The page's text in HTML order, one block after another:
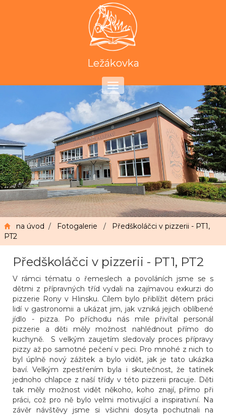
Ležákovka
Toggle
navigation
na úvod / Fotogalerie / Předškoláčci v pizzerii - PT1,
PT2
Předškoláčci v pizzerii - PT1, PT2
V rámci tématu o řemeslech a povoláních jsme se s
dětmi z přípravných tříd vydali na zajímavou exkurzi do
pizzerie Rony v Hlinsku. Cílem bylo přiblížit dětem práci
lidí v gastronomii a ukázat jim, jak vzniká jejich oblíbené
jídlo - pizza. Po příchodu nás mile přivítal personál
pizzerie a děti měly možnost nahlédnout přímo do
kuchyně. S velkým zaujetím sledovaly proces přípravy
pizzy až po samotné pečení v peci. Pro mnohé z nich to
byl úplně nový zážitek a bylo vidět, jak je tato ukázka
baví. Velkým zpestřením byla i skutečnost, že tatínek
jednoho chlapce z naší třídy v této pizzerii pracuje. Děti
tak měly možnost vidět někoho, koho znají, přímo při
práci, což pro ně bylo velmi motivující a inspirativní. Na
závěr návštěvy jsme si všichni dosyta pochutnali na